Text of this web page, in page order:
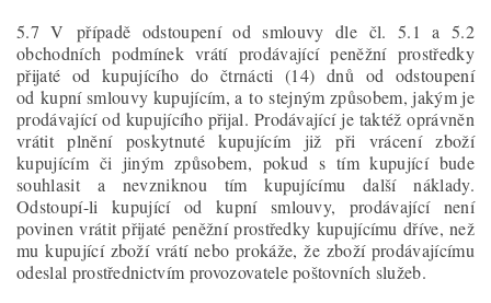
5.7 V případě odstoupení od smlouvy dle čl. 5.1 a 5.2
obchodních podmínek vrátí prodávající peněžní prostředky
přijaté od kupujícího do čtrnácti (14) dnů od odstoupení
od kupní smlouvy kupujícím, a to stejným způsobem, jakým je
prodávající od kupujícího přijal. Prodávající je taktéž oprávněn
vrátit plnění poskytnuté kupujícím již při vrácení zboží
kupujícím či jiným způsobem, pokud s tím kupující bude
souhlasit a nevzniknou tím kupujícímu další náklady.
Odstoupí-li kupující od kupní smlouvy, prodávající není
povinen vrátit přijaté peněžní prostředky kupujícímu dříve, než
mu kupující zboží vrátí nebo prokáže, že zboží prodávajícímu
odeslal prostřednictvím provozovatele poštovních služeb.